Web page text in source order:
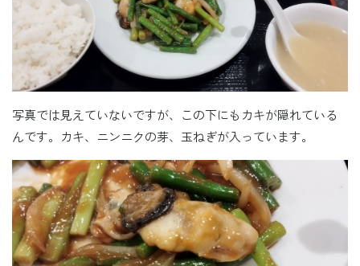
写真では見えていないですが、この下にもカキが隠れている
んです。カキ、ニンニクの芽、玉ねぎが入っています。